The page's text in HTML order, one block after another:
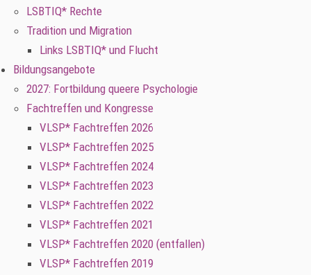
LSBTIQ* Rechte
Tradition und Migration
Links LSBTIQ* und Flucht
Bildungsangebote
2027: Fortbildung queere Psychologie
Fachtreffen und Kongresse
VLSP* Fachtreffen 2026
VLSP* Fachtreffen 2025
VLSP* Fachtreffen 2024
VLSP* Fachtreffen 2023
VLSP* Fachtreffen 2022
VLSP* Fachtreffen 2021
VLSP* Fachtreffen 2020 (entfallen)
VLSP* Fachtreffen 2019